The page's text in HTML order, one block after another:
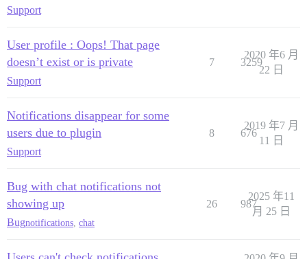
Support
User profile : Oops! That page
doesn’t exist or is private
Support
7 3259
2020 年6 月
22 日
Notifications disappear for some
users due to plugin
Support
8 676
2019 年7 月
11 日
Bug with chat notifications not
showing up
Bugnotifications chat
26 987
2025 年11
月 25 日